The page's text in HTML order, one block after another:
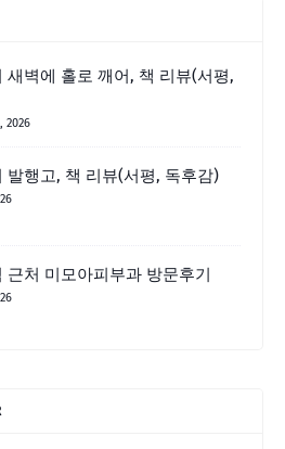
새벽에 홀로 깨어, 책 리뷰(서평,
2026
발행고, 책 리뷰(서평, 독후감)
근처 미모아피부과 방문후기